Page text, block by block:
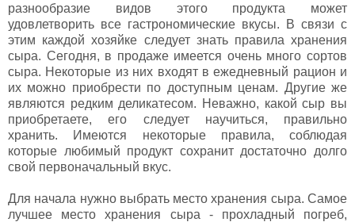
разнообразие видов этого продукта может
удовлетворить все гастрономические вкусы. В связи с
этим каждой хозяйке следует знать правила хранения
сыра. Сегодня, в продаже имеется очень много сортов
сыра. Некоторые из них входят в ежедневный рацион и
их можно приобрести по доступным ценам. Другие же
являются редким деликатесом. Неважно, какой сыр вы
приобретаете, его следует научиться, правильно
хранить. Имеются некоторые правила, соблюдая
которые любимый продукт сохранит достаточно долго
свой первоначальный вкус.
Для начала нужно выбрать место хранения сыра. Самое
лучшее место хранения сыра - прохладный погреб,